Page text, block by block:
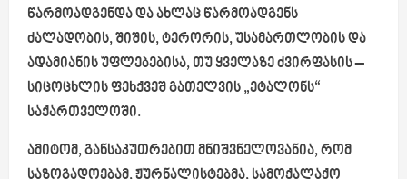
წარმოადგენდა და ახლაც წარმოადგენს
ძალადობის, შიშის, ტერორის, უსამართლობის და
ადამიანის უფლებებისა, თუ ყველაზე ძვირფასის –
სიცოცხლის ფეხქვეშ გათელვის „ეტალონს“
საქართველოში.
ამიტომ, განსაკუთრებით მნიშვნელოვანია, რომ